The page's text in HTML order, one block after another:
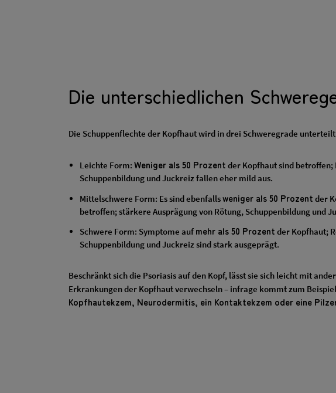
Die unterschiedlichen
Die Schuppenflechte der Kopfhaut wird in drei Schweregrade
Leichte Form:Weniger als 50 Prozent der Kopfhaut sind betroffen;
Schuppenbildung und Juckreiz fallen eher mild aus.
Mittelschwere Form: Es sind ebenfallsweniger als 50 Prozent der
betroffen; stärkere Ausprägung von Rötung, Schuppenbildung und
Schwere Form: Symptome auf mehr als 50 Prozent der Kopfhaut;
Schuppenbildung und Juckreiz sind stark ausgeprägt.
Beschränkt sich die Psoriasis auf den Kopf, lässt sie sich leicht mit
Erkrankungen der Kopfhaut verwechseln – infrage kommt zum Beispiel
Kopfhautekzem, Neurodermitis, ein Kontaktekzem oder eine